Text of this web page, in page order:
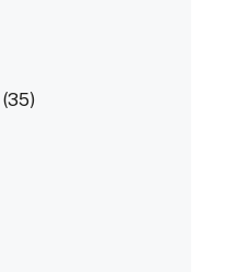
(35)